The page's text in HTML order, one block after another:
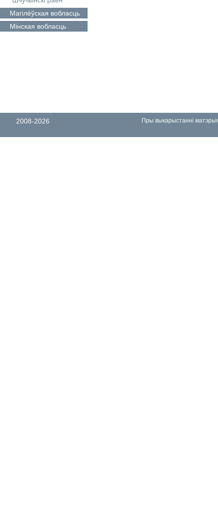
Магілёўская вобласць
Мінская вобласць
2008-2026 Пры выкарыстанні